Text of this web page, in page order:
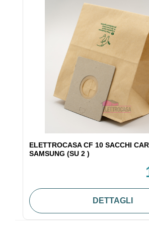
ELETTROCASA CF 10 SACCHI
SAMSUNG (SU 2 )
DETTAGLI